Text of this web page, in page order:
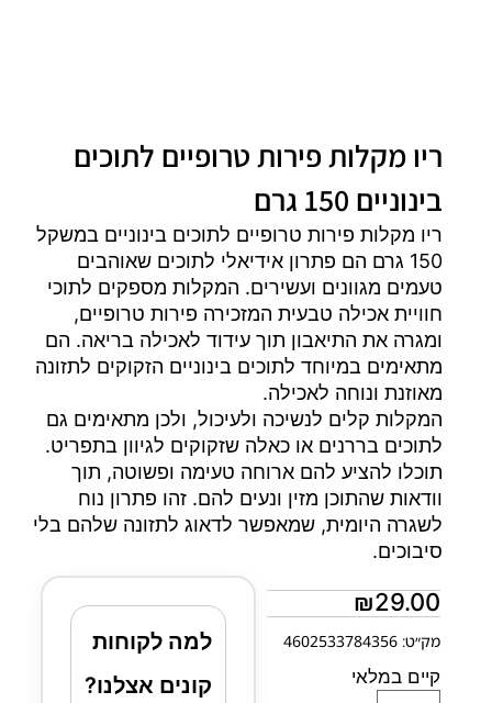
ריו מקלות פירות טרופיים לתוכים
בינוניים 150 גרם
ריו מקלות פירות טרופיים לתוכים בינוניים במשקל
150 גרם הם פתרון אידיאלי לתוכים שאוהבים
טעמים מגוונים ועשירים. המקלות מספקים לתוכי
חוויית אכילה טבעית המזכירה פירות טרופיים,
ומגרה את התיאבון תוך עידוד לאכילה בריאה. הם
מתאימים במיוחד לתוכים בינוניים הזקוקים לתזונה
מאוזנת ונוחה לאכילה.
המקלות קלים לנשיכה ולעיכול, ולכן מתאימים גם
לתוכים בררנים או כאלה שזקוקים לגיוון בתפריט.
תוכלו להציע להם ארוחה טעימה ופשוטה, תוך
וודאות שהתוכן מזין ונעים להם. זהו פתרון נוח
לשגרה היומית, שמאפשר לדאוג לתזונה שלהם בלי
סיבוכים.
₪29.00
מק״ט: 4602533784356
קיים במלאי
למה לקוחות
קונים אצלנו?